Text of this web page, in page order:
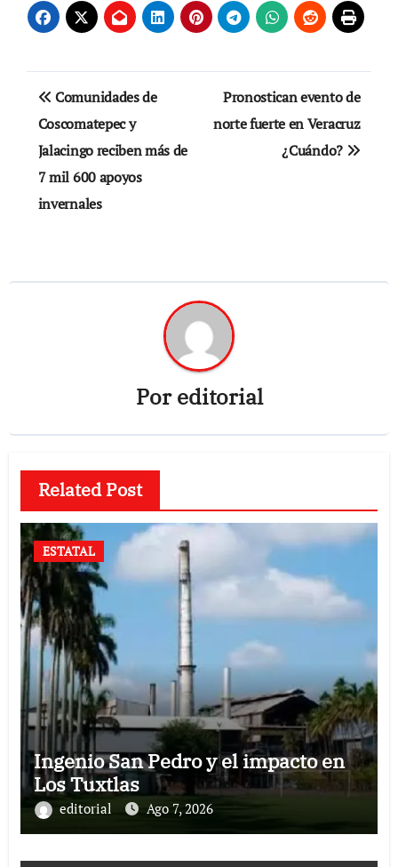
Navegación
de
entradas
Comunidades de
Coscomatepec y
Jalacingo reciben más de
7 mil 600 apoyos
invernales
Pronostican evento de
norte fuerte en Veracruz
¿Cuándo?
Poreditorial
Related Post
ESTATAL
Ingenio San Pedro y el impacto en
Los Tuxtlas
editorial Ago 7, 2026